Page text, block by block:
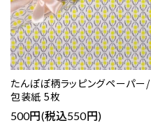
たんぽぽ柄ラッピングペーパー/
包装紙 5枚
500円(税込550円)